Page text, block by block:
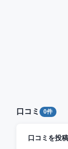
口コミ 0件
口コミを投